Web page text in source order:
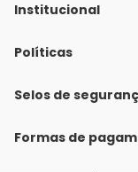
Institucional
Quem Somos
Nossas lojas
Políticas
Política de Envio
Políticas de Trocas
Selos de
Formas de